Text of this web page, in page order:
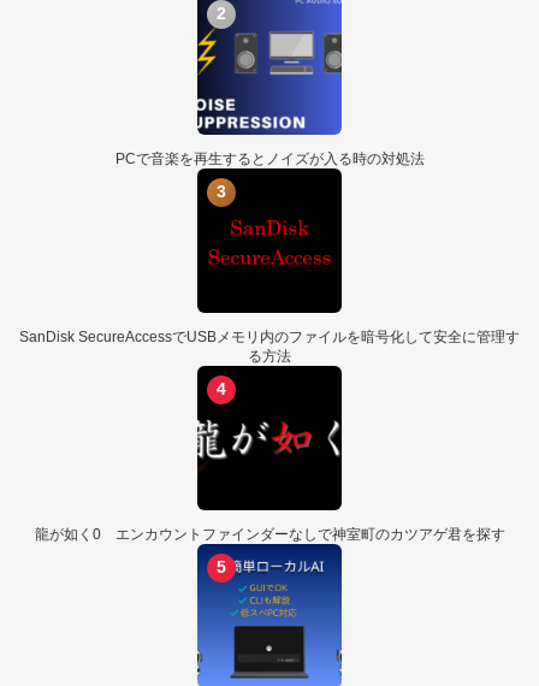
2
PCで音楽を再生するとノイズが入る時の対処法
3
SanDisk SecureAccessでUSBメモリ内のファイルを暗号化して安全に管理す
る方法
4
龍が如く0 エンカウントファインダーなしで神室町のカツアゲ君を探す
5